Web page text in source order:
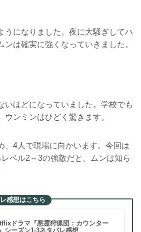
うになりました。夜に大騒ぎしてハ
ンは確実に強くなっていきました。
いほどになっていました。学校でも
ウンミンはひどく驚きます。
、4人で現場に向かいます。今回は
ベル2～3の強敵だと、ムンは知ら
感想はこちら
ドラマ『悪霊狩猟団：カウンター
シーズン1-3ネタバレ感想